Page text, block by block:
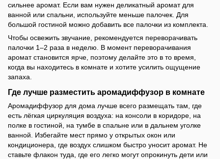
сильнее аромат. Если вам нужен деликатный аромат для
ванной или спальни, используйте меньше палочек. Для
большой гостиной можно добавить все палочки из комплекта.
Чтобы освежить звучание, рекомендуется переворачивать
палочки 1–2 раза в неделю. В момент переворачивания
аромат становится ярче, поэтому делайте это в то время,
когда вы находитесь в комнате и хотите усилить ощущение
запаха.
Где лучше разместить аромадиффузор в комнате
Аромадиффузор для дома лучше всего размещать там, где
есть лёгкая циркуляция воздуха: на консоли в коридоре, на
полке в гостиной, на тумбе в спальне или в дальнем уголке
ванной. Избегайте мест прямо у открытых окон или
кондиционера, где воздух слишком быстро уносит аромат. Не
ставьте флакон туда, где его легко могут опрокинуть дети или